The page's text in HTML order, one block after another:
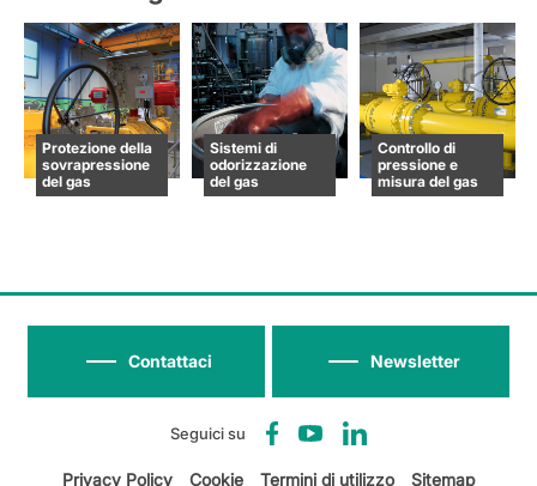
Protezione della
sovrapressione
del gas
Sistemi di
odorizzazione
del gas
Controllo di
pressione e
misura del gas
Seguici su
Newsletter
Contattaci
Privacy Policy Cookie Termini di utilizzo Sitemap